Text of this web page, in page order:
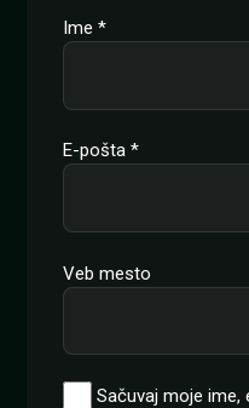
Ime *
E-pošta *
Veb mesto
Sačuvaj moje